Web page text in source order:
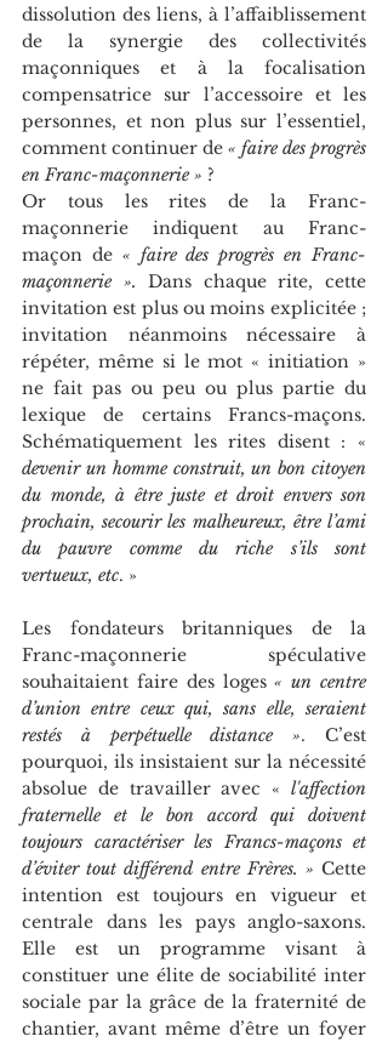
dissolution des liens, à l’affaiblissement
de la synergie des collectivités
maçonniques et à la focalisation
compensatrice sur l’accessoire et les
personnes, et non plus sur l’essentiel,
comment continuer de « faire des progrès
en Franc-maçonnerie » ?
Or tous les rites de la Franc-
maçonnerie indiquent au Franc-
maçon de « faire des progrès en Franc-
maçonnerie ». Dans chaque rite, cette
invitation est plus ou moins explicitée ;
invitation néanmoins nécessaire à
répéter, même si le mot « initiation »
ne fait pas ou peu ou plus partie du
lexique de certains Francs-maçons.
devenir un homme construit, un bon citoyen
du monde, à être juste et droit envers son
prochain, secourir les malheureux, être l’ami
du pauvre comme du riche s’ils sont
vertueux, etc. »
Les fondateurs britanniques de la
Franc-maçonnerie spéculative
souhaitaient faire des loges « un centre
d’union entre ceux qui, sans elle, seraient
restés à perpétuelle distance ». C’est
pourquoi, ils insistaient sur la nécessité
absolue de travailler avec « l'affection
fraternelle et le bon accord qui doivent
toujours caractériser les Francs-maçons et
d’éviter tout différend entre Frères. » Cette
intention est toujours en vigueur et
centrale dans les pays anglo-saxons.
Elle est un programme visant à
constituer une élite de sociabilité inter
sociale par la grâce de la fraternité de
chantier, avant même d’être un foyer